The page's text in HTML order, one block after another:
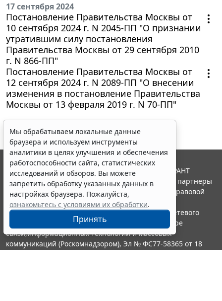
17 сентября 2024
Постановление Правительства Москвы от
10 сентября 2024 г. N 2045-ПП "О признании
утратившим силу постановления
Правительства Москвы от 29 сентября 2010
г. N 866-ПП"
Постановление Правительства Москвы от
12 сентября 2024 г. N 2089-ПП "О внесении
изменения в постановление Правительства
Москвы от 13 февраля 2019 г. N 70-ПП"
Мы обрабатываем локальные данные
браузера и используем инструменты
аналитики в целях улучшения и обеспечения
работоспособности сайта, статистических
исследований и обзоров. Вы можете
запретить обработку указанных данных в
настройках браузера. Пожалуйста,
ознакомьтесь с условиями их обработки.
Принять
© ООО "НПП "ГАРАНТ-СЕРВИС", 2026. Система ГАРАНТ
выпускается с 1990 года. Компания "Гарант" и ее партнеры
являются участниками Российской ассоциации правовой
информации ГАРАНТ.
Портал ГАРАНТ.РУ зарегистрирован в качестве сетевого
издания Федеральной службой по надзору в сфере
связи,информационных технологий и массовых
коммуникаций (Роскомнадзором), Эл № ФС77-58365 от 18